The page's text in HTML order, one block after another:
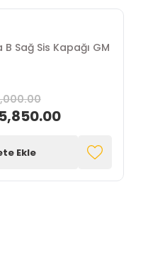
Sağ Sis Kapağı GM
Ekle